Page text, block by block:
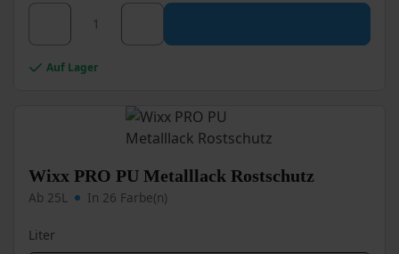
Wixx PU Metallfarbe Menge
Dieses
weist
mehrere
auf
Produktseite
werden
Auf Lager
Wixx PRO PU Metalllack Rostschutz
Ab 25L In 26 Farbe(n)
Liter